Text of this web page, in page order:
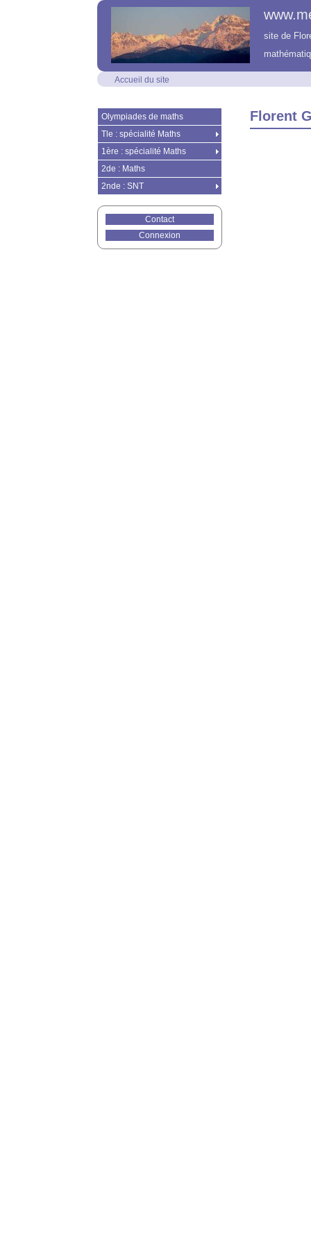
site de
Accueil du site
Florent
Olympiades de maths
Tle : spécialité Maths
1ère : spécialité Maths
2de : Maths
2nde : SNT
Contact
Connexion